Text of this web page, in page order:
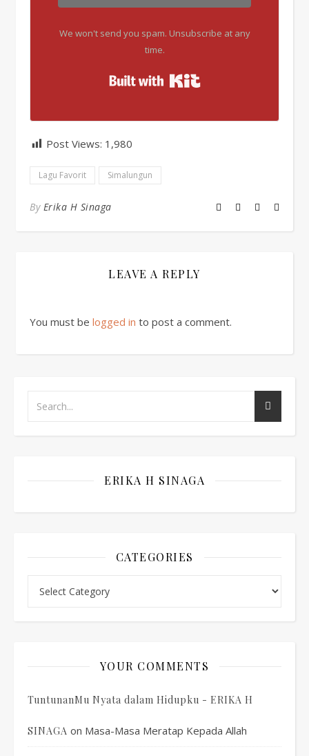
We won't send you spam. Unsubscribe at any
time.
Post Views: 1,980
Lagu Favorit Simalungun
By Erika H Sinaga
LEAVE A REPLY
You must be logged in to post a comment.
ERIKA H SINAGA
CATEGORIES
YOUR COMMENTS
TuntunanMu Nyata dalam Hidupku - ERIKA H
SINAGA on Masa-Masa Meratap Kepada Allah